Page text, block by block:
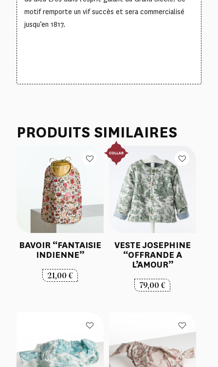
motif remporte un vif succès et sera commercialisé
jusqu’en 1817.
PRODUITS SIMILAIRES
BAVOIR “FANTAISIE
INDIENNE”
21,00€
VESTE JOSEPHINE
“OFFRANDE A
L’AMOUR”
79,00€